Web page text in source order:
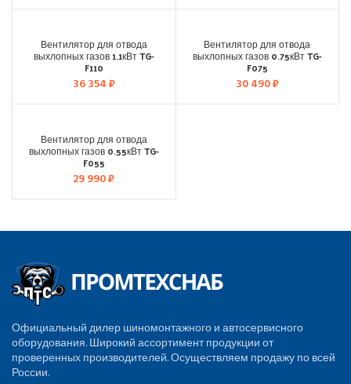
Вентилятор для отвода
выхлопных газов 1.1кВт TG-
F110
36 354₽
Вентилятор для отвода
выхлопных газов 0.75кВт TG-
F075
30 490₽
Вентилятор для отвода
выхлопных газов 0.55кВт TG-
F055
29 990₽
Официальный дилер шиномонтажного и автосервисного
оборудования. Широкий ассортимент продукции от
проверенных производителей. Осуществляем продажу по всей
России.